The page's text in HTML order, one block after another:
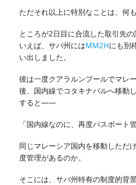
ただそれ以上に特別なことは、何
ところが2日目に合流した取引先
いえば、サバ州にはMM2Hにも別
い出しました。
彼は一度クアラルンプールでマレ
後、国内線でコタキナバルへ移動し
すると――
「国内線なのに、再度パスポート
同じマレーシア国内を移動しただ
度管理があるのか。
そこには、サバ州特有の制度的背